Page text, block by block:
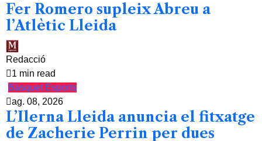
Fer Romero supleix Abreu a
l’Atlètic Lleida
Redacció
1 min read
Bàsquet Esports
ag. 08, 2026
L’Ilerna Lleida anuncia el fitxatge
de Zacherie Perrin per dues